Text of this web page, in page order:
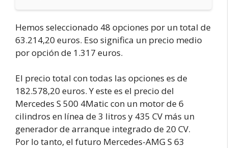
Hemos seleccionado 48 opciones por un total de
63.214,20 euros. Eso significa un precio medio
por opción de 1.317 euros.
El precio total con todas las opciones es de
182.578,20 euros. Y este es el precio del
Mercedes S 500 4Matic con un motor de 6
cilindros en línea de 3 litros y 435 CV más un
generador de arranque integrado de 20 CV.
Por lo tanto, el futuro Mercedes-AMG S 63